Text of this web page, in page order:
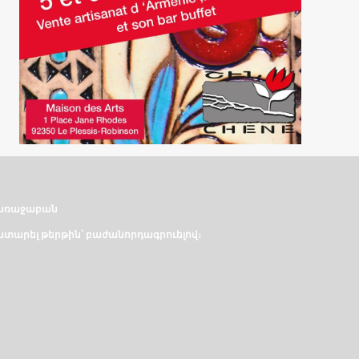
թերթին՝ բաժանորդագրուելով։